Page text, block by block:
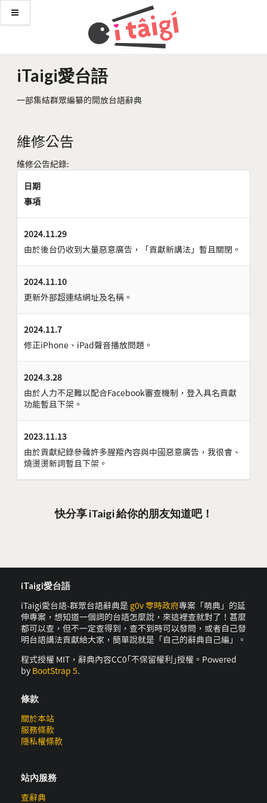
iTaigi愛台語
一部集結群眾編纂的開放台語辭典
維修公告
維修公告紀錄:
日期
事項
2024.11.29
由於後台仍收到大量惡意廣告，「貢獻新講法」暫且關閉。
2024.11.10
更新外部超連結網址及名稱。
2024.11.7
修正iPhone、iPad聲音播放問題。
2024.3.28
由於人力不足難以配合Facebook審查機制，登入具名貢獻
功能暫且下架。
2023.11.13
由於貢獻紀錄參雜許多腥羶內容與中國惡意廣告，我很會、
燒燙燙新詞暫且下架。
快分享 iTaigi 給你的朋友知道吧！
iTaigi愛台語
iTaigi愛台語-群眾台語辭典是 g0v 零時政府專案「萌典」的延
伸專案，想知道一個詞的台語怎麼說，來這裡查就對了！甚麼
都可以查，但不一定查得到，查不到時可以發問，或者自己發
明台語講法貢獻給大家，簡單說就是「自己的辭典自己編」。
程式授權 MIT，辭典內容CC0｢不保留權利｣授權。Powered
by BootStrap 5.
條款
關於本站
服務條款
隱私權條款
站內服務
查辭典